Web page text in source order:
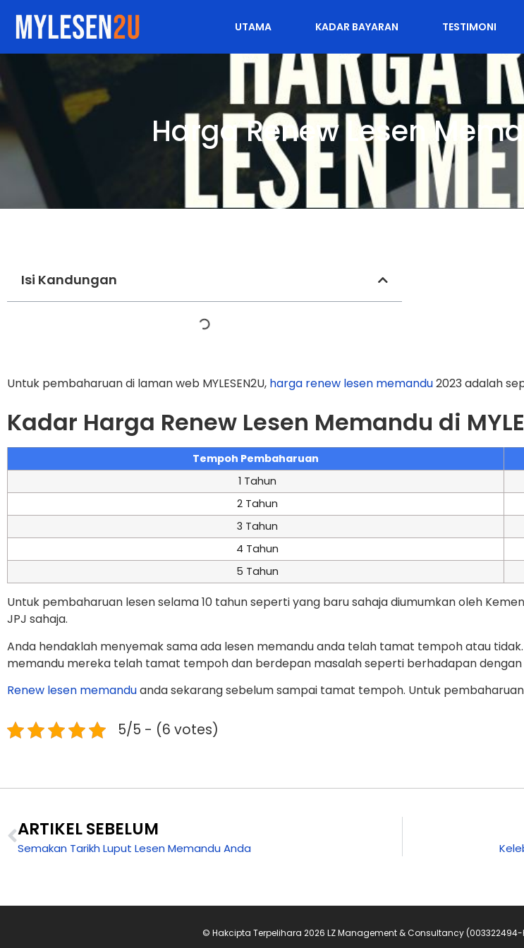
UTAMA KADAR BAYARAN TESTIMONI
Harga Renew Lesen
Isi Kandungan
Untuk pembaharuan di laman web MYLESEN2U, harga renew lesen memandu2023 adalah
Kadar Harga Renew Lesen Memandu di
Tempoh Pembaharuan
1 Tahun
2 Tahun
3 Tahun
4 Tahun
5 Tahun
Untuk pembaharuan lesen selama 10 tahun seperti yang baru sahaja diumumkan oleh
JPJ sahaja.
Anda hendaklah menyemak sama ada lesen memandu anda telah tamat tempoh atau
memandu mereka telah tamat tempoh dan berdepan masalah seperti berhadapan dengan
Renew lesen memanduanda sekarang sebelum sampai tamat tempoh. Untuk
5/5 - (6 votes)
ARTIKEL SEBELUM
Semakan Tarikh Luput Lesen Memandu Anda
© Hakcipta Terpelihara 2026 LZ Management & Consultancy (003322494-